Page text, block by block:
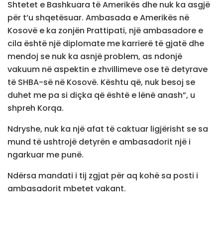
Shtetet e Bashkuara të Amerikës dhe nuk ka asgjë
për t’u shqetësuar. Ambasada e Amerikës në
Kosovë e ka zonjën Prattipati, një ambasadore e
cila është një diplomate me karrierë të gjatë dhe
mendoj se nuk ka asnjë problem, as ndonjë
vakuum në aspektin e zhvillimeve ose të detyrave
të SHBA-së në Kosovë. Kështu që, nuk besoj se
duhet me pa si diçka që është e lënë anash”, u
shpreh Korqa.
Ndryshe, nuk ka një afat të caktuar ligjërisht se sa
mund të ushtrojë detyrën e ambasadorit një i
ngarkuar me punë.
Ndërsa mandati i tij zgjat për aq kohë sa posti i
ambasadorit mbetet vakant.